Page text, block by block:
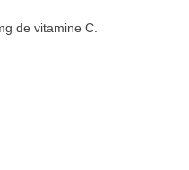
de vitamine C.